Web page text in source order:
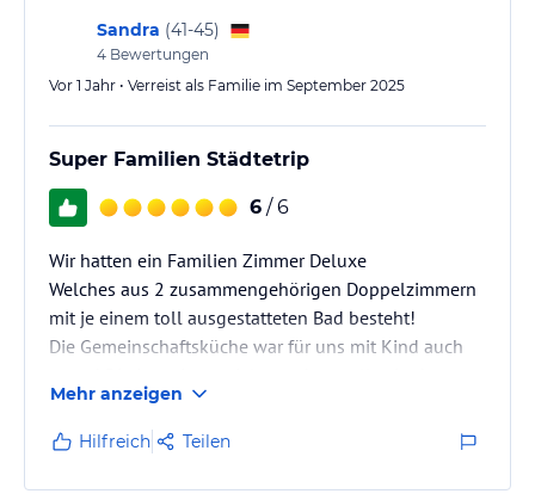
Sandra (41-45)
4 Bewertungen
Vor 1 Jahr • Verreist als Familie im September 2025
Super Familien Städtetrip
6 / 6
Wir hatten ein Familien Zimmer Deluxe
Welches aus 2 zusammengehörigen Doppelzimmern
mit je einem toll ausgestatteten Bad besteht!
Die Gemeinschaftsküche war für uns mit Kind auch
Innenstadt zu Fuß erkunden.
Mehr anzeigen
Hilfreich Teilen